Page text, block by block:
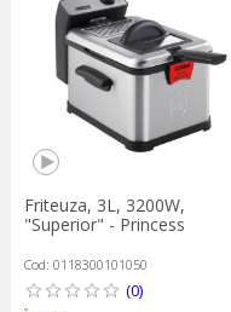
Friteuza, 3L, 3200W,
"Superior" - Princess
Cod: 0118300101050
(0)